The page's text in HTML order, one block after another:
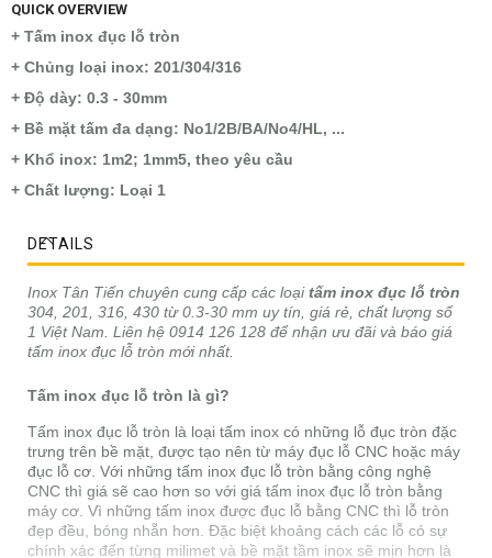
QUICK OVERVIEW
+ Tấm inox đục lỗ tròn
+ Chủng loại inox: 201/304/316
+ Độ dày: 0.3 - 30mm
+ Bề mặt tấm đa dạng: No1/2B/BA/No4/HL, ...
+ Khổ inox: 1m2; 1mm5, theo yêu cầu
+ Chất lượng: Loại 1
DETAILS
Inox Tân Tiến chuyên cung cấp các loạitấm inox đục lỗ tròn
304, 201, 316, 430 từ 0.3-30 mm uy tín, giá rẻ, chất lượng số
1 Việt Nam. Liên hệ 0914 126 128 để nhận ưu đãi và báo giá
tấm inox đục lỗ tròn mới nhất.
Tấm inox đục lỗ tròn là gì?
Tấm inox đục lỗ tròn là loại tấm inox có những lỗ đục tròn đặc
trưng trên bề mặt, được tạo nên từ máy đục lỗ CNC hoặc máy
đục lỗ cơ. Với những tấm inox đục lỗ tròn bằng công nghệ
CNC thì giá sẽ cao hơn so với giá tấm inox đục lỗ tròn bằng
máy cơ. Vì những tấm inox được đục lỗ bằng CNC thì lỗ tròn
đẹp đều, bóng nhẵn hơn. Đặc biệt khoảng cách các lỗ có sự
chính xác đến từng milimet và bề mặt tầm inox sẽ mịn hơn là